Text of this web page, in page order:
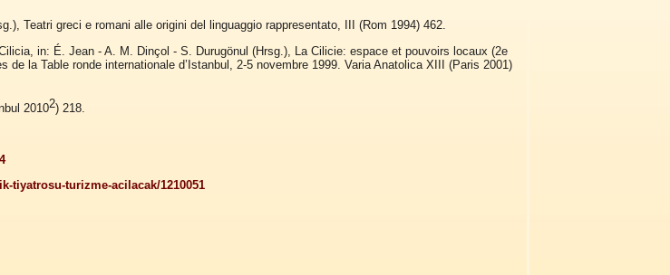
Teatri greci e romani alle origini del linguaggio rappresentato, III (Rom 1994) 462.
in: É. Jean - A. M. Dinçol - S. Durugönul (Hrsg.), La Cilicie: espace et pouvoirs locaux (2e
la Table ronde internationale d’Istanbul, 2-5 novembre 1999. Varia Anatolica XIII (Paris 2001)
20102) 218.
tiyatrosu-turizme-acilacak/1210051